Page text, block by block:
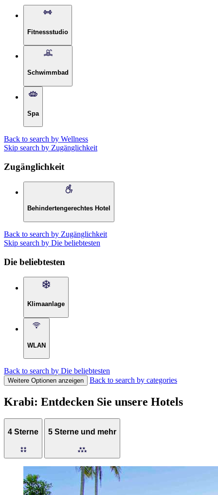
Fitnessstudio
Schwimmbad
Spa
Back to search by Wellness
Skip search by Zugänglichkeit
Zugänglichkeit
Behindertengerechtes Hotel
Back to search by Zugänglichkeit
Skip search by Die beliebtesten
Die beliebtesten
Klimaanlage
WLAN
Back to search by Die beliebtesten
Weitere Optionen anzeigen Back to search by categories
Krabi: Entdecken Sie unsere Hotels
4 Sterne 5 Sterne und mehr